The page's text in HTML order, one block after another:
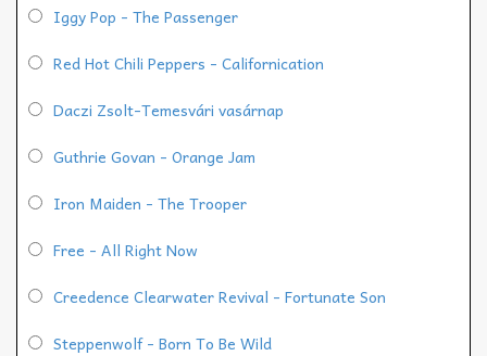
Iggy Pop - The Passenger
Red Hot Chili Peppers - Californication
Daczi Zsolt-Temesvári vasárnap
Guthrie Govan - Orange Jam
Iron Maiden - The Trooper
Free - All Right Now
Creedence Clearwater Revival - Fortunate Son
Steppenwolf - Born To Be Wild